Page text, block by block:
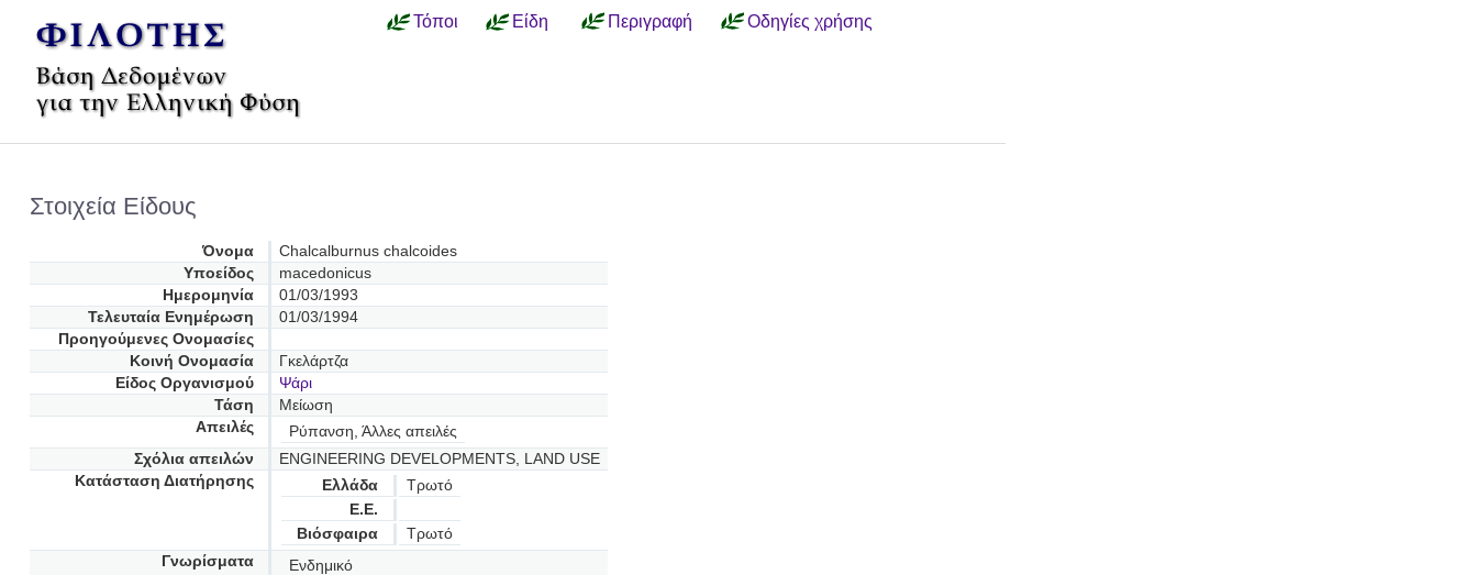
Τόποι Είδη Περιγραφή Οδηγίες χρήσης
Στοιχεία Είδους
Όνομα
Chalcalburnus chalcoides
Υποείδος
macedonicus
Ημερομηνία
01/03/1993
Τελευταία Ενημέρωση
01/03/1994
Προηγούμενες Oνομασίες
Κοινή Ονομασία
Γκελάρτζα
Είδος Οργανισμού
Ψάρι
Τάση
Μείωση
Απειλές
Ρύπανση, Άλλες απειλές
Σχόλια απειλών
ENGINEERING DEVELOPMENTS, LAND USE
Κατάσταση Διατήρησης
Ελλάδα
Τρωτό
Ε.Ε.
Βιόσφαιρα
Τρωτό
Γνωρίσματα
Ενδημικό